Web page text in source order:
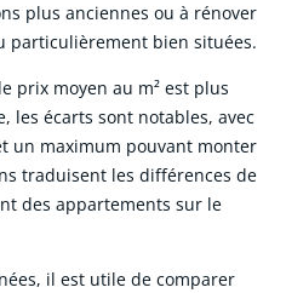
plus anciennes ou à rénover
particulièrement bien situées.
prix moyen au m² est plus
les écarts sont notables, avec
un maximum pouvant monter
traduisent les différences de
des appartements sur le
il est utile de comparer